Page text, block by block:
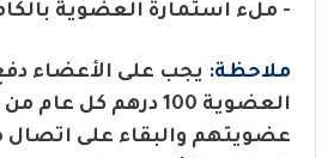
- ملء استمارة العضوية
ملاحظة: يجب على الأعضاء
العضوية 100 درهم كل
عضويتهم والبقاء على